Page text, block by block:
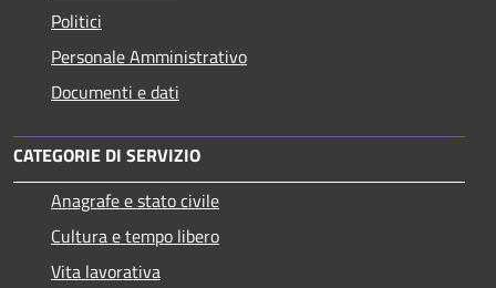
Politici
Personale Amministrativo
Documenti e dati
CATEGORIE DI SERVIZIO
Anagrafe e stato civile
Cultura e tempo libero
Vita lavorativa